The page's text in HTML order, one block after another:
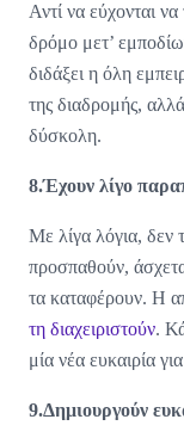
Αντί να εύχονται
δρόμο μετ’
διδάξει η όλη
της διαδρομής,
δύσκολη.
8.Έχουν λίγο
Με λίγα λόγια, δεν
προσπαθούν,
τα καταφέρουν. Η
τη διαχειριστούν.
μία νέα ευκαιρία
9.Δημιουργούν